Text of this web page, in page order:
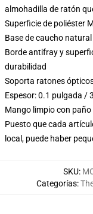
almohadilla de ratón
Superficie de poliéster
Base de caucho
Borde antifray y
durabilidad
Soporta ratones
Espesor: 0.1 pulgada /
Mango limpio con
Puesto que cada
local, puede haber
SKU:
Categorías: